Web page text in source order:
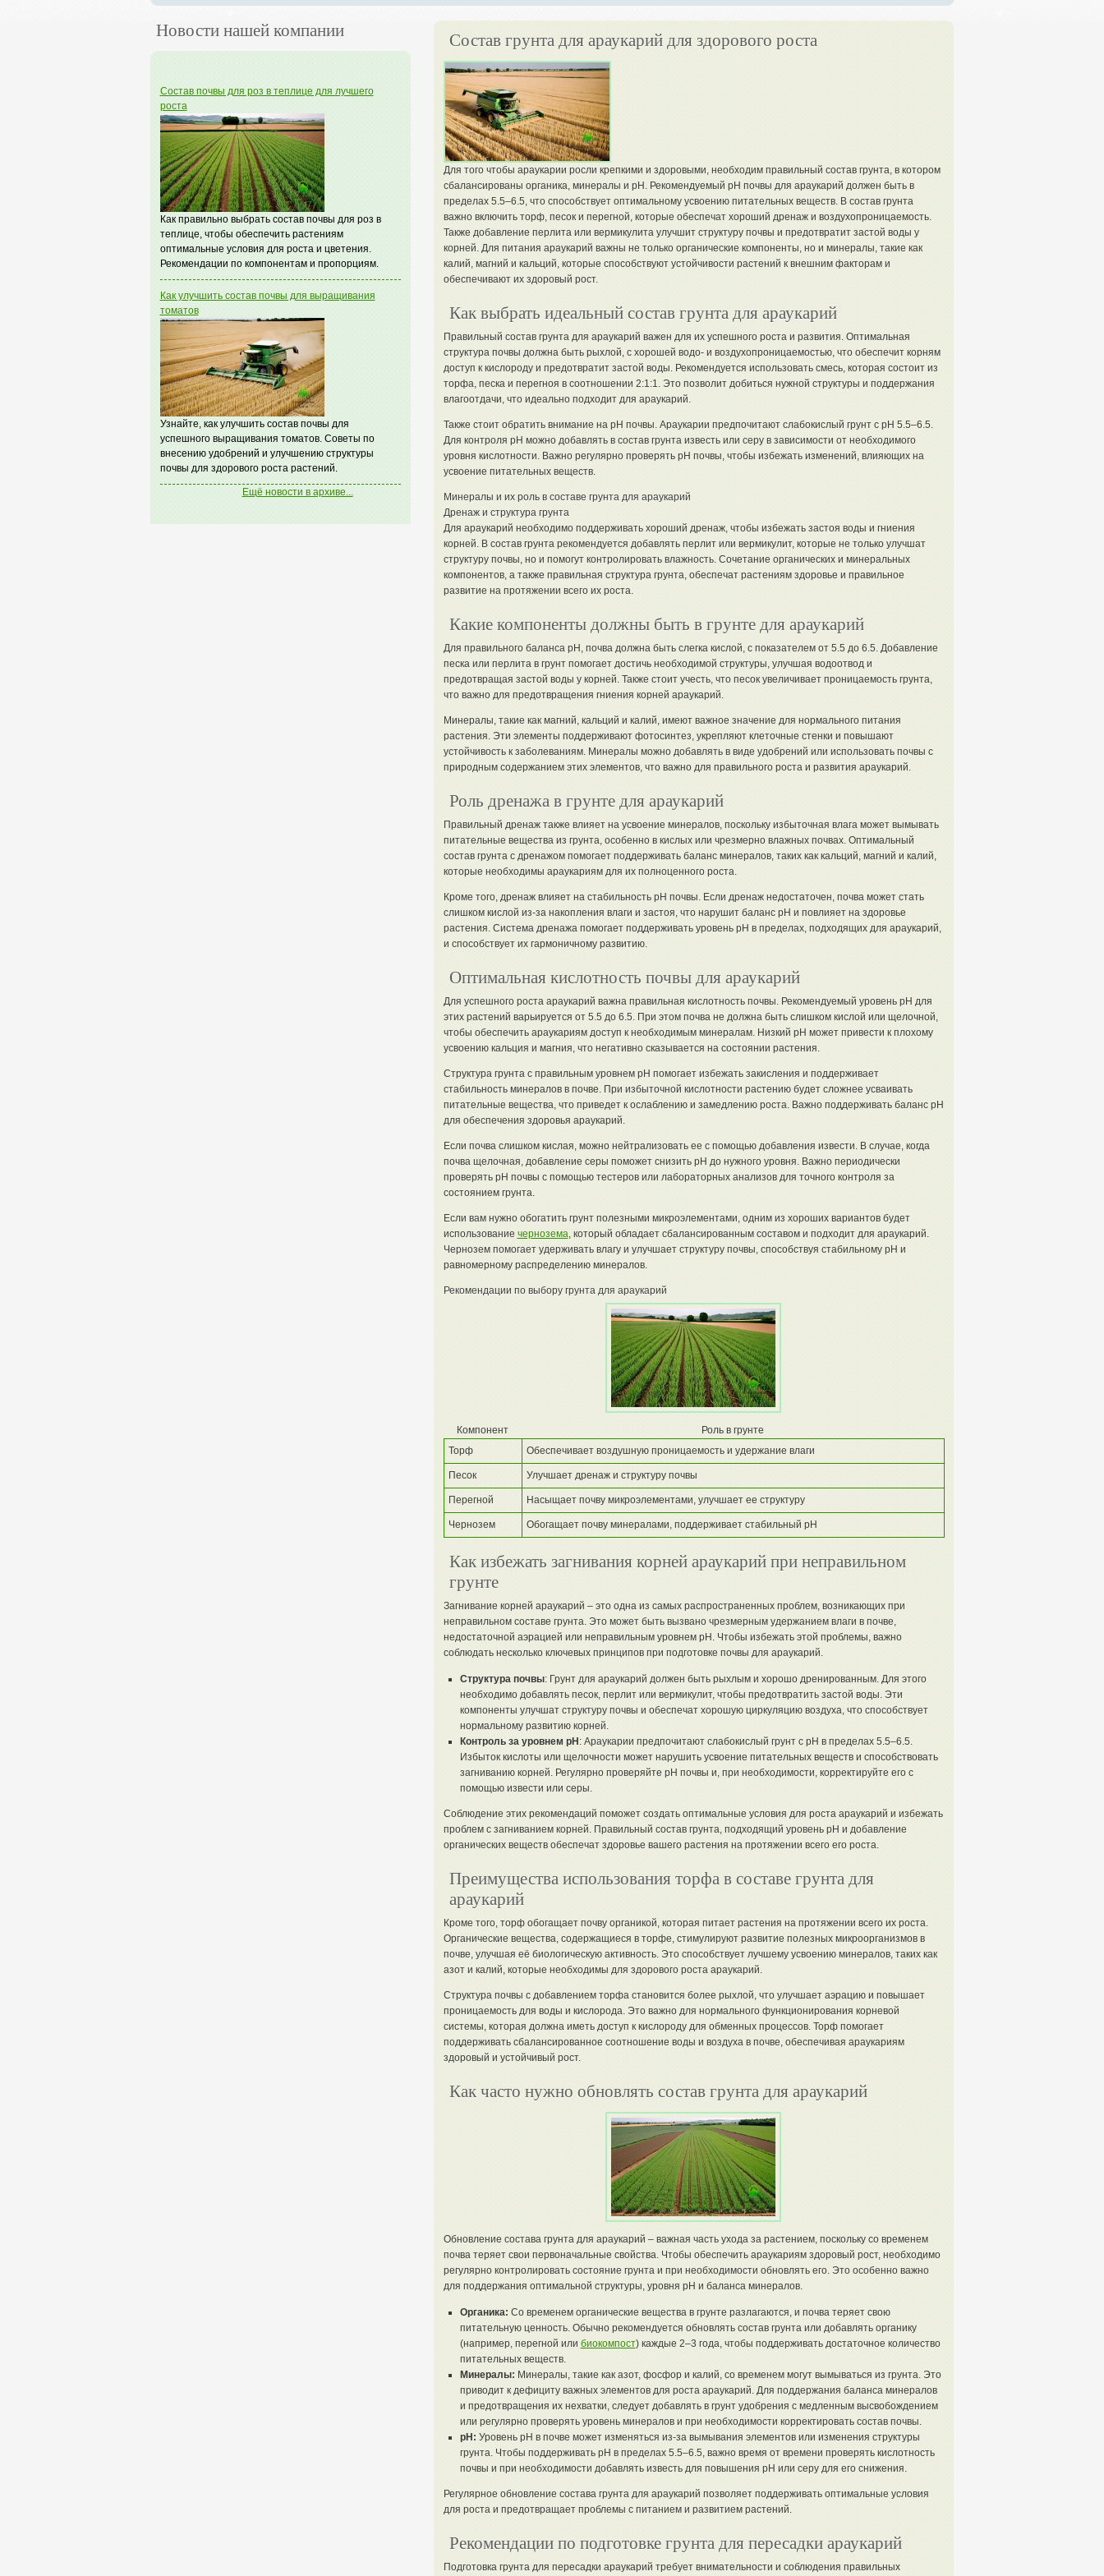
Новости нашей компании
Состав почвы для роз в теплице для лучшего
роста
Как правильно выбрать состав почвы для роз в
теплице, чтобы обеспечить растениям
оптимальные условия для роста и цветения.
Рекомендации по компонентам и пропорциям.
Как улучшить состав почвы для выращивания
томатов
Узнайте, как улучшить состав почвы для
успешного выращивания томатов. Советы по
внесению удобрений и улучшению структуры
почвы для здорового роста растений.
Ещё новости в архиве...
Состав грунта для араукарий для здорового роста
Для того чтобы араукарии росли крепкими и здоровыми, необходим правильный состав грунта, в котором
сбалансированы органика, минералы и pH. Рекомендуемый pH почвы для араукарий должен быть в
пределах 5.5–6.5, что способствует оптимальному усвоению питательных веществ. В состав грунта
важно включить торф, песок и перегной, которые обеспечат хороший дренаж и воздухопроницаемость.
Также добавление перлита или вермикулита улучшит структуру почвы и предотвратит застой воды у
корней. Для питания араукарий важны не только органические компоненты, но и минералы, такие как
калий, магний и кальций, которые способствуют устойчивости растений к внешним факторам и
обеспечивают их здоровый рост.
Как выбрать идеальный состав грунта для араукарий
Правильный состав грунта для араукарий важен для их успешного роста и развития. Оптимальная
структура почвы должна быть рыхлой, с хорошей водо- и воздухопроницаемостью, что обеспечит корням
доступ к кислороду и предотвратит застой воды. Рекомендуется использовать смесь, которая состоит из
торфа, песка и перегноя в соотношении 2:1:1. Это позволит добиться нужной структуры и поддержания
влагоотдачи, что идеально подходит для араукарий.
Также стоит обратить внимание на pH почвы. Араукарии предпочитают слабокислый грунт с pH 5.5–6.5.
Для контроля pH можно добавлять в состав грунта известь или серу в зависимости от необходимого
уровня кислотности. Важно регулярно проверять pH почвы, чтобы избежать изменений, влияющих на
усвоение питательных веществ.
Минералы и их роль в составе грунта для араукарий
Дренаж и структура грунта
Для араукарий необходимо поддерживать хороший дренаж, чтобы избежать застоя воды и гниения
корней. В состав грунта рекомендуется добавлять перлит или вермикулит, которые не только улучшат
структуру почвы, но и помогут контролировать влажность. Сочетание органических и минеральных
компонентов, а также правильная структура грунта, обеспечат растениям здоровье и правильное
развитие на протяжении всего их роста.
Какие компоненты должны быть в грунте для араукарий
Для правильного баланса pH, почва должна быть слегка кислой, с показателем от 5.5 до 6.5. Добавление
песка или перлита в грунт помогает достичь необходимой структуры, улучшая водоотвод и
предотвращая застой воды у корней. Также стоит учесть, что песок увеличивает проницаемость грунта,
что важно для предотвращения гниения корней араукарий.
Минералы, такие как магний, кальций и калий, имеют важное значение для нормального питания
растения. Эти элементы поддерживают фотосинтез, укрепляют клеточные стенки и повышают
устойчивость к заболеваниям. Минералы можно добавлять в виде удобрений или использовать почвы с
природным содержанием этих элементов, что важно для правильного роста и развития араукарий.
Роль дренажа в грунте для араукарий
Правильный дренаж также влияет на усвоение минералов, поскольку избыточная влага может вымывать
питательные вещества из грунта, особенно в кислых или чрезмерно влажных почвах. Оптимальный
состав грунта с дренажом помогает поддерживать баланс минералов, таких как кальций, магний и калий,
которые необходимы араукариям для их полноценного роста.
Кроме того, дренаж влияет на стабильность pH почвы. Если дренаж недостаточен, почва может стать
слишком кислой из-за накопления влаги и застоя, что нарушит баланс pH и повлияет на здоровье
растения. Система дренажа помогает поддерживать уровень pH в пределах, подходящих для араукарий,
и способствует их гармоничному развитию.
Оптимальная кислотность почвы для араукарий
Для успешного роста араукарий важна правильная кислотность почвы. Рекомендуемый уровень pH для
этих растений варьируется от 5.5 до 6.5. При этом почва не должна быть слишком кислой или щелочной,
чтобы обеспечить араукариям доступ к необходимым минералам. Низкий pH может привести к плохому
усвоению кальция и магния, что негативно сказывается на состоянии растения.
Структура грунта с правильным уровнем pH помогает избежать закисления и поддерживает
стабильность минералов в почве. При избыточной кислотности растению будет сложнее усваивать
питательные вещества, что приведет к ослаблению и замедлению роста. Важно поддерживать баланс pH
для обеспечения здоровья араукарий.
Если почва слишком кислая, можно нейтрализовать ее с помощью добавления извести. В случае, когда
почва щелочная, добавление серы поможет снизить pH до нужного уровня. Важно периодически
проверять pH почвы с помощью тестеров или лабораторных анализов для точного контроля за
состоянием грунта.
Если вам нужно обогатить грунт полезными микроэлементами, одним из хороших вариантов будет
использование чернозема, который обладает сбалансированным составом и подходит для араукарий.
Чернозем помогает удерживать влагу и улучшает структуру почвы, способствуя стабильному pH и
равномерному распределению минералов.
Рекомендации по выбору грунта для араукарий
Компонент
Роль в грунте
Торф
Обеспечивает воздушную проницаемость и удержание влаги
Песок Улучшает дренаж и структуру почвы
Перегной Насыщает почву микроэлементами, улучшает ее структуру
Чернозем Обогащает почву минералами, поддерживает стабильный pH
Как избежать загнивания корней араукарий при неправильном
грунте
Загнивание корней араукарий – это одна из самых распространенных проблем, возникающих при
неправильном составе грунта. Это может быть вызвано чрезмерным удержанием влаги в почве,
недостаточной аэрацией или неправильным уровнем pH. Чтобы избежать этой проблемы, важно
соблюдать несколько ключевых принципов при подготовке почвы для араукарий.
Структура почвы: Грунт для араукарий должен быть рыхлым и хорошо дренированным. Для этого
необходимо добавлять песок, перлит или вермикулит, чтобы предотвратить застой воды. Эти
компоненты улучшат структуру почвы и обеспечат хорошую циркуляцию воздуха, что способствует
нормальному развитию корней.
Контроль за уровнем pH : Араукарии предпочитают слабокислый грунт с pH в пределах 5.5–6.5.
Избыток кислоты или щелочности может нарушить усвоение питательных веществ и способствовать
загниванию корней. Регулярно проверяйте pH почвы и, при необходимости, корректируйте его с
помощью извести или серы.
Соблюдение этих рекомендаций поможет создать оптимальные условия для роста араукарий и избежать
проблем с загниванием корней. Правильный состав грунта, подходящий уровень pH и добавление
органических веществ обеспечат здоровье вашего растения на протяжении всего его роста.
Преимущества использования торфа в составе грунта для
араукарий
Кроме того, торф обогащает почву органикой, которая питает растения на протяжении всего их роста.
Органические вещества, содержащиеся в торфе, стимулируют развитие полезных микроорганизмов в
почве, улучшая её биологическую активность. Это способствует лучшему усвоению минералов, таких как
азот и калий, которые необходимы для здорового роста араукарий.
Структура почвы с добавлением торфа становится более рыхлой, что улучшает аэрацию и повышает
проницаемость для воды и кислорода. Это важно для нормального функционирования корневой
системы, которая должна иметь доступ к кислороду для обменных процессов. Торф помогает
поддерживать сбалансированное соотношение воды и воздуха в почве, обеспечивая араукариям
здоровый и устойчивый рост.
Как часто нужно обновлять состав грунта для араукарий
Обновление состава грунта для араукарий – важная часть ухода за растением, поскольку со временем
почва теряет свои первоначальные свойства. Чтобы обеспечить араукариям здоровый рост, необходимо
регулярно контролировать состояние грунта и при необходимости обновлять его. Это особенно важно
для поддержания оптимальной структуры, уровня pH и баланса минералов.
Органика: Со временем органические вещества в грунте разлагаются, и почва теряет свою
питательную ценность. Обычно рекомендуется обновлять состав грунта или добавлять органику
(например, перегной или биокомпост) каждые 2–3 года, чтобы поддерживать достаточное количество
питательных веществ.
Минералы: Минералы, такие как азот, фосфор и калий, со временем могут вымываться из грунта. Это
приводит к дефициту важных элементов для роста араукарий. Для поддержания баланса минералов
и предотвращения их нехватки, следует добавлять в грунт удобрения с медленным высвобождением
или регулярно проверять уровень минералов и при необходимости корректировать состав почвы.
pH: Уровень pH в почве может изменяться из-за вымывания элементов или изменения структуры
грунта. Чтобы поддерживать pH в пределах 5.5–6.5, важно время от времени проверять кислотность
почвы и при необходимости добавлять известь для повышения pH или серу для его снижения.
Регулярное обновление состава грунта для араукарий позволяет поддерживать оптимальные условия
для роста и предотвращает проблемы с питанием и развитием растений.
Рекомендации по подготовке грунта для пересадки араукарий
Подготовка грунта для пересадки араукарий требует внимательности и соблюдения правильных